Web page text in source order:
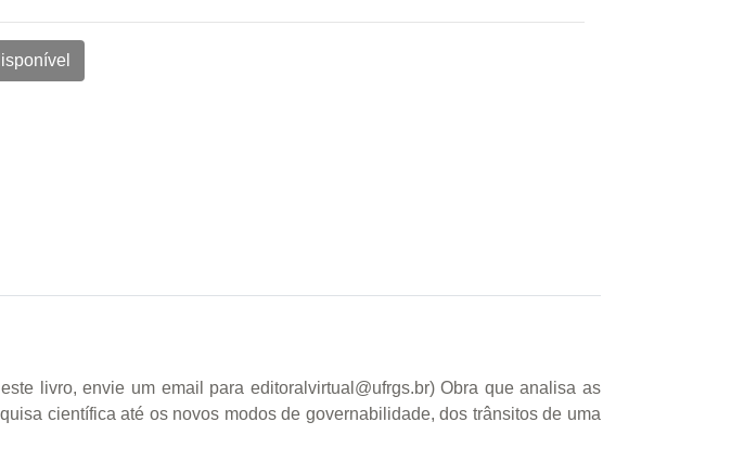
livro, envie um email para editoralvirtual@ufrgs.br) Obra que analisa as
científica até os novos modos de governabilidade, dos trânsitos de uma